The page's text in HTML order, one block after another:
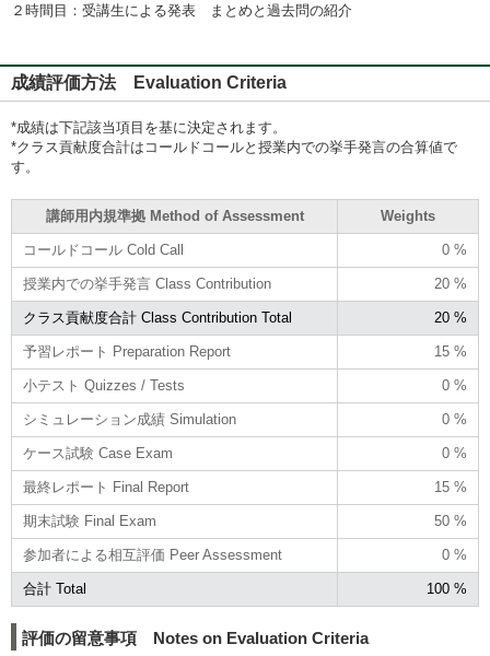
２時間目：受講生による発表 まとめと過去問の紹介
成績評価方法 Evaluation Criteria
*成績は下記該当項目を基に決定されます。
*クラス貢献度合計はコールドコールと授業内での挙手発言の合算値で
す。
講師用内規準拠 Method of Assessment Weights
コールドコール Cold Call 0 %
授業内での挙手発言 Class Contribution 20 %
クラス貢献度合計 Class Contribution Total 20 %
予習レポート Preparation Report 15 %
小テスト Quizzes / Tests 0 %
シミュレーション成績 Simulation 0 %
ケース試験 Case Exam 0 %
最終レポート Final Report 15 %
期末試験 Final Exam 50 %
参加者による相互評価 Peer Assessment 0 %
合計 Total 100 %
評価の留意事項 Notes on Evaluation Criteria